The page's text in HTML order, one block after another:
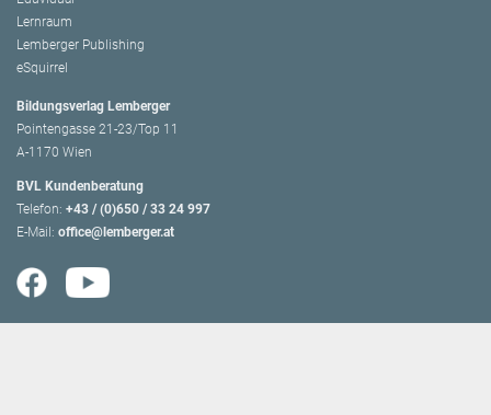
Lernraum
Lemberger Publishing
eSquirrel
Bildungsverlag Lemberger
Pointengasse 21-23/Top 11
A-1170 Wien
BVL Kundenberatung
Telefon: +43 / (0)650 / 33 24 997
E-Mail: office@lemberger.at